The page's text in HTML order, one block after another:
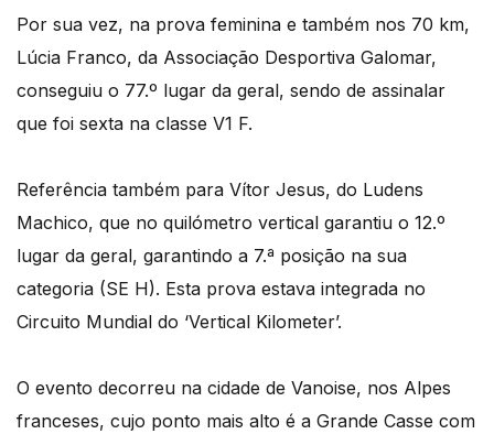
Por sua vez, na prova feminina e também nos 70 km,
Lúcia Franco, da Associação Desportiva Galomar,
conseguiu o 77.º lugar da geral, sendo de assinalar
que foi sexta na classe V1 F.
Referência também para Vítor Jesus, do Ludens
Machico, que no quilómetro vertical garantiu o 12.º
lugar da geral, garantindo a 7.ª posição na sua
categoria (SE H). Esta prova estava integrada no
Circuito Mundial do ‘Vertical Kilometer’.
O evento decorreu na cidade de Vanoise, nos Alpes
franceses, cujo ponto mais alto é a Grande Casse com